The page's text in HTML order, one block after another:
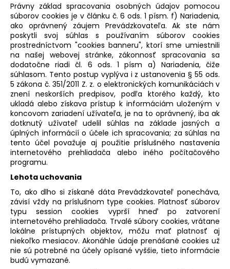
Právny základ spracovania osobných údajov pomocou
súborov cookies je v článku č. 6 ods. 1 písm. f) Nariadenia,
ako oprávnený záujem Prevádzkovateľa. Ak ste nám
poskytli svoj súhlas s používaním súborov cookies
prostredníctvom "cookies banneru", ktorí sme umiestnili
na našej webovej stránke, zákonnosť spracovania sa
dodatočne riadi čl. 6 ods. 1 písm a) Nariadenia, čiže
súhlasom. Tento postup vyplýva i z ustanovenia § 55 ods.
5 zákona č. 351/2011 Z. z. o elektronických komunikáciách v
znení neskorších predpisov, podľa ktorého každý, kto
ukladá alebo získava prístup k informáciám uloženým v
koncovom zariadení užívateľa, je na to oprávnený, iba ak
dotknutý užívateľ udelil súhlas na základe jasných a
úplných informácií o účele ich spracovania; za súhlas na
tento účel považuje aj použitie príslušného nastavenia
internetového prehliadača alebo iného počítačového
programu.
Lehota uchovania
To, ako dlho si získané dáta Prevádzkovateľ ponecháva,
závisí vždy na príslušnom type cookies. Platnosť súborov
typu session cookies vyprší hneď po zatvorení
internetového prehliadača. Trvalé súbory cookies, vrátane
lokálne prístupných objektov, môžu mať platnosť aj
niekoľko mesiacov. Akonáhle údaje prenášané cookies už
nie sú potrebné na účely opísané vyššie, tieto informácie
budú vymazané.